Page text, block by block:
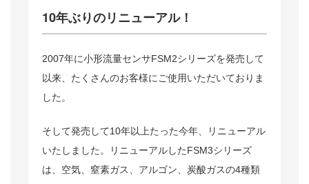
10年ぶりのリニューアル！
2007年に小形流量センサFSM2シリーズを発売して
以来、たくさんのお客様にご使用いただいておりま
した。
そして発売して10年以上たった今年、リニューアル
いたしました。リニューアルしたFSM3シリーズ
は、空気、窒素ガス、アルゴン、炭酸ガスの4種類